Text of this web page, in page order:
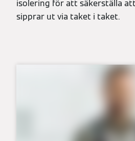
isolering för att säkerställa
sipprar ut via taket i taket.